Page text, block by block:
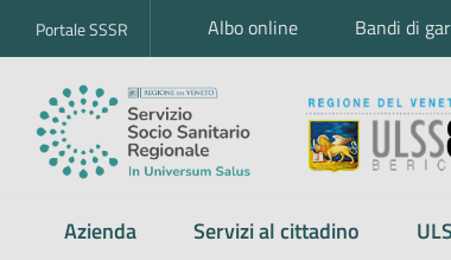
Portale SSSR Albo online Bandi di
Azienda Servizi al cittadino